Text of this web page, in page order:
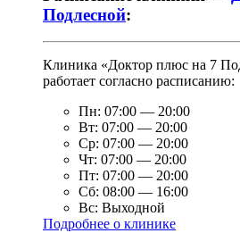
Подлесной:
Клиника «Доктор плюс на 7
работает согласно расписанию:
Пн: 07:00 — 20:00
Вт: 07:00 — 20:00
Ср: 07:00 — 20:00
Чт: 07:00 — 20:00
Пт: 07:00 — 20:00
Сб: 08:00 — 16:00
Вс: Выходной
Подробнее о клинике